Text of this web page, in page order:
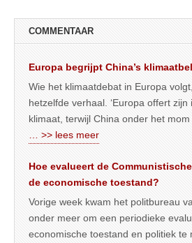
COMMENTAAR
Europa begrijpt China’s
Wie het klimaatdebat in Europa
hetzelfde verhaal. ‘Europa offert
klimaat, terwijl China onder het
… >> lees meer
Hoe evalueert de
de economische toestand?
Vorige week kwam het politbureau
onder meer om een periodieke
economische toestand en politiek te